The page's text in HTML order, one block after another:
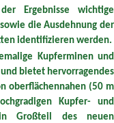
Ergebnisse wichtige
die Ausdehnung der
identifizieren werden.
Kupferminen und
bietet hervorragendes
oberflächennahen (50 m
Kupfer- und
Großteil des neuen